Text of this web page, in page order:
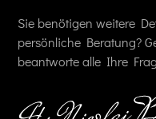
Sie benötigen weitere
persönliche Beratung?
beantworte alle Ihre